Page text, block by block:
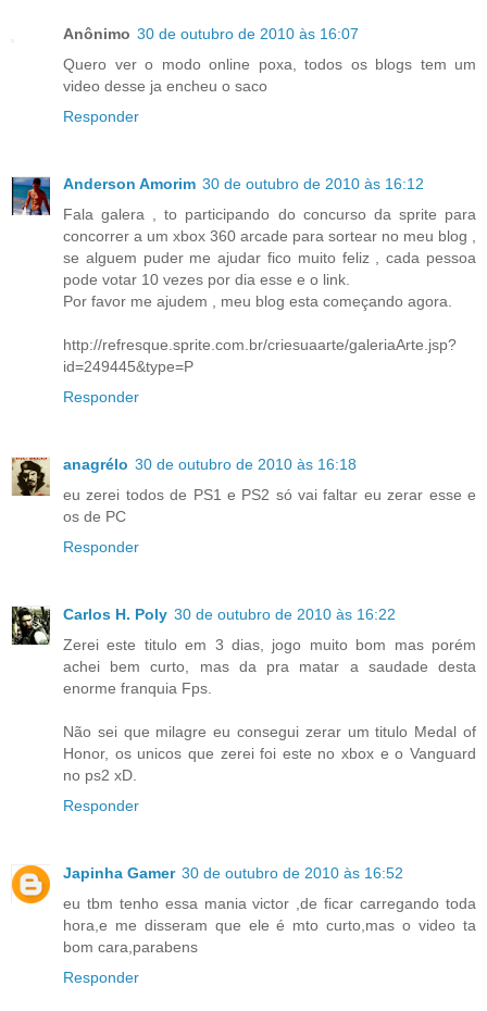
Anônimo 30 de outubro de 2010 às 16:07
Quero ver o modo online poxa, todos os blogs tem um
video desse ja encheu o saco
Responder
Anderson Amorim 30 de outubro de 2010 às 16:12
Fala galera , to participando do concurso da sprite para
concorrer a um xbox 360 arcade para sortear no meu blog ,
se alguem puder me ajudar fico muito feliz , cada pessoa
pode votar 10 vezes por dia esse e o link.
Por favor me ajudem , meu blog esta começando agora.
http://refresque.sprite.com.br/criesuaarte/galeriaArte.jsp?
id=249445&type=P
Responder
anagrélo 30 de outubro de 2010 às 16:18
eu zerei todos de PS1 e PS2 só vai faltar eu zerar esse e
os de PC
Responder
Carlos H. Poly 30 de outubro de 2010 às 16:22
Zerei este titulo em 3 dias, jogo muito bom mas porém
achei bem curto, mas da pra matar a saudade desta
enorme franquia Fps.
Não sei que milagre eu consegui zerar um titulo Medal of
Honor, os unicos que zerei foi este no xbox e o Vanguard
no ps2 xD.
Responder
Japinha Gamer 30 de outubro de 2010 às 16:52
eu tbm tenho essa mania victor ,de ficar carregando toda
hora,e me disseram que ele é mto curto,mas o video ta
bom cara,parabens
Responder